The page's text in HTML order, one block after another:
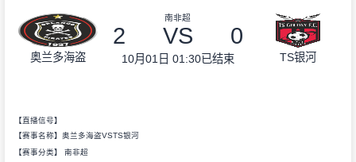
奥兰多海盗
南非超
2 VS 0
10月01日 01:30已结束 TS银河
【直播信号】
【赛事名称】奥兰多海盗VSTS银河
【赛事分类】 南非超